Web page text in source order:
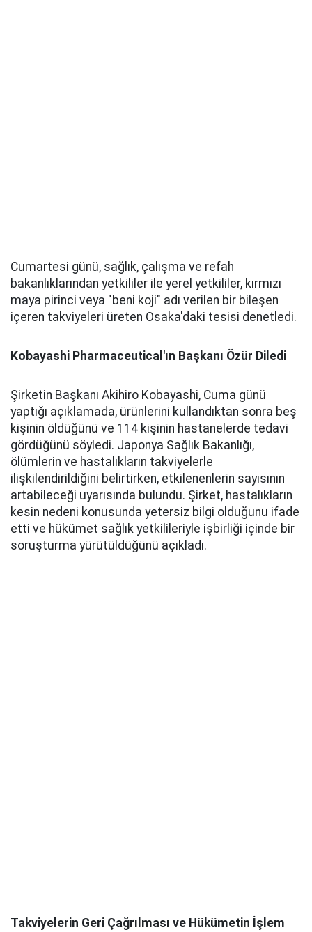
Cumartesi günü, sağlık, çalışma ve refah
bakanlıklarından yetkililer ile yerel yetkililer, kırmızı
maya pirinci veya "beni koji" adı verilen bir bileşen
içeren takviyeleri üreten Osaka'daki tesisi denetledi.
Kobayashi Pharmaceutical'ın Başkanı Özür Diledi
Şirketin Başkanı Akihiro Kobayashi, Cuma günü
yaptığı açıklamada, ürünlerini kullandıktan sonra beş
kişinin öldüğünü ve 114 kişinin hastanelerde tedavi
gördüğünü söyledi. Japonya Sağlık Bakanlığı,
ölümlerin ve hastalıkların takviyelerle
ilişkilendirildiğini belirtirken, etkilenenlerin sayısının
artabileceği uyarısında bulundu. Şirket, hastalıkların
kesin nedeni konusunda yetersiz bilgi olduğunu ifade
etti ve hükümet sağlık yetkilileriyle işbirliği içinde bir
soruşturma yürütüldüğünü açıkladı.
Takviyelerin Geri Çağrılması ve Hükümetin İşlem